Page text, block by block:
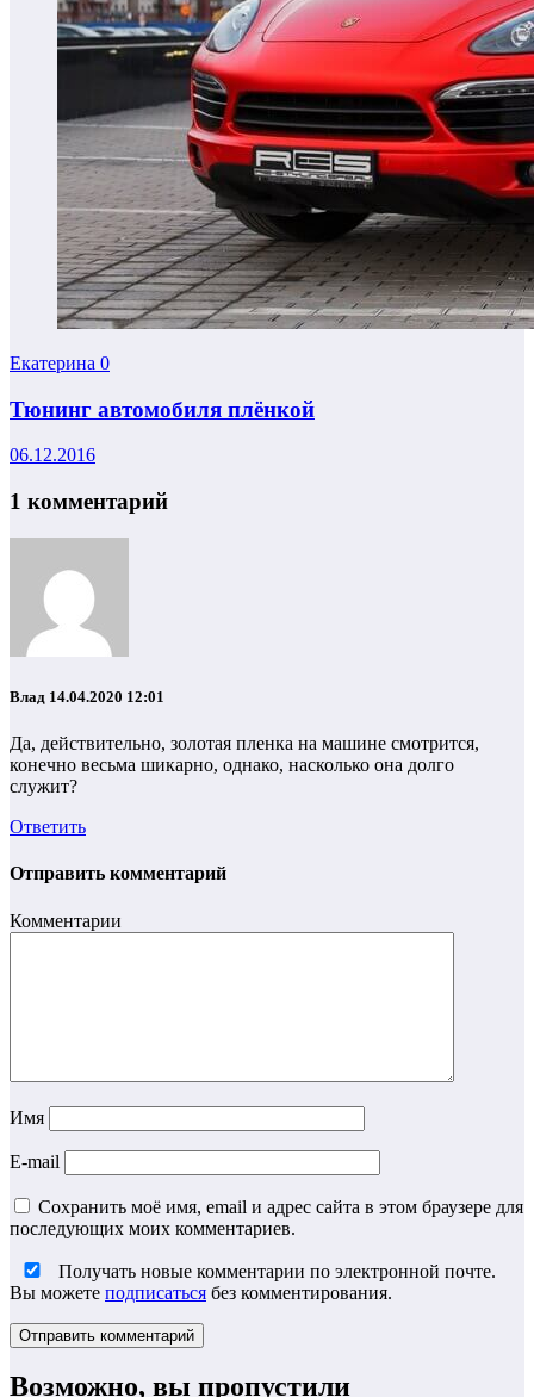
Екатерина 0
Тюнинг автомобиля плёнкой
06.12.2016
1 комментарий
Влад 14.04.2020 12:01
Да, действительно, золотая пленка на машине смотрится,
конечно весьма шикарно, однако, насколько она долго
служит?
Ответить
Отправить комментарий
Комментарии
Имя
E-mail
Сохранить моё имя, email и адрес сайта в этом браузере для
последующих моих комментариев.
Получать новые комментарии по электронной почте.
Вы можете подписаться без комментирования.
Возможно, вы пропустили